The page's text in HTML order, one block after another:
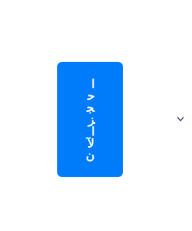
ح
ج
ز
لآ
ن